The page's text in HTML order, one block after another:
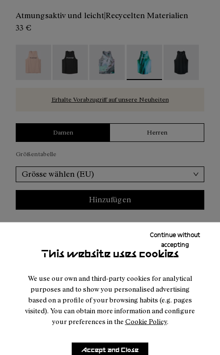
This website uses cookies
We use our own and third-party cookies for analytical
purposes and to show you personalised advertising
based on a profile of your browsing habits (e.g. pages
visited). You can obtain more information and configure
your preferences in the Cookie Policy.
Continue without
accepting
Accept and Close
Atmungsaktiv und leicht|Recycelten Materialien
33 €
Race Tank W NN Dusty Pink - N1CWRT2-006
Race Tank W NN Black - N1CWRT2-005
Race Tank W Nature AI Print -
Race Tank W Print -
Race Tank W
Erhalte Vorabzugriff auf unsere Neuheiten
Damen Herren
Größentabelle
Grösse wählen (EU)
Hinzufügen
Wir bieten jetzt auch die klimaneutrale Expresslieferung an.
Beschreibung